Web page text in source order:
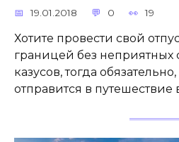
19.01.2018 0 19
Хотите провести свой
границей без неприятных
казусов, тогда
отправится в путешествие